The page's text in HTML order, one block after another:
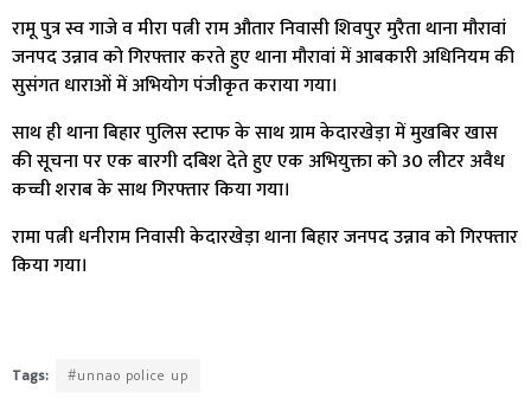
रामू पुत्र स्व गाजे व मीरा पत्नी राम औतार निवासी शिवपुर मुरैता थाना मौरावां
जनपद उन्नाव को गिरफ्तार करते हुए थाना मौरावां में आबकारी अधिनियम की
सुसंगत धाराओं में अभियोग पंजीकृत कराया गया।
साथ ही थाना बिहार पुलिस स्टाफ के साथ ग्राम केदारखेड़ा में मुखबिर खास
की सूचना पर एक बारगी दबिश देते हुए एक अभियुक्ता को 30 लीटर अवैध
कच्ची शराब के साथ गिरफ्तार किया गया।
रामा पत्नी धनीराम निवासी केदारखेड़ा थाना बिहार जनपद उन्नाव को गिरफ्तार
किया गया।
Tags: #unnao police up